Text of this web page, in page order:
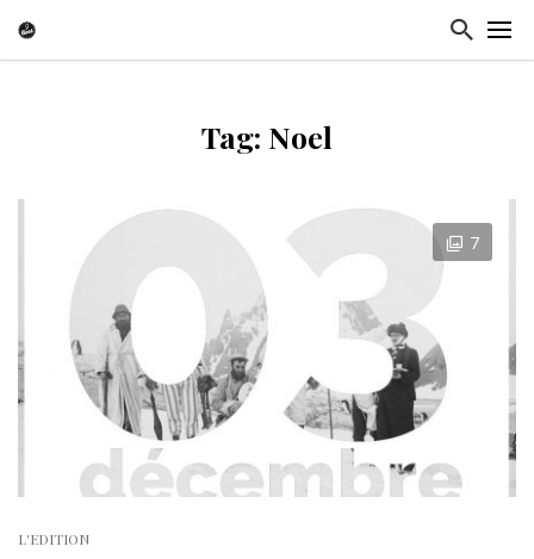
Tag: Noel
7
L'EDITION